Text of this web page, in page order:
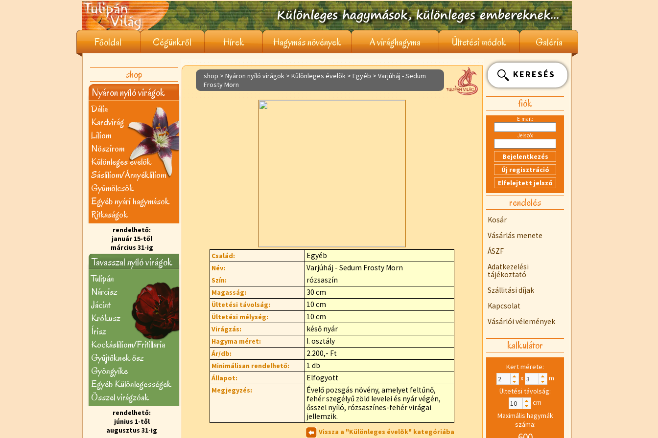
Főoldal Cégünkről Hírek Hagymás növények A virághagyma Ültetési módok Galéria
shop
Nyáron nyíló virágok
Dália
Kardvirág
Liliom
Nõszirom
Különleges évelõk
Sásliliom/Árnyékliliom
Gyümölcsök
Egyéb nyári hagymások
Ritkaságok
rendelhető:
január 15-től
március 31-ig
Tavasszal nyíló virágok
Tulipán
Nárcisz
Jácint
Krókusz
Írisz
Kockásliliom/Fritillaria
Gyűjtőknek ősz
Gyöngyike
Egyéb Különlegességek
Õsszel virágzóak
rendelhető:
június 1-től
augusztus 31-ig
shop > Nyáron nyíló virágok > Különleges évelõk > Egyéb > Varjúháj - Sedum
Frosty Morn
Család: Egyéb
Név: Varjúháj - Sedum Frosty Morn
Szín: rózsaszín
Magasság: 30 cm
Ültetési távolság: 10 cm
Ültetési mélység: 10 cm
Virágzás: késő nyár
Hagyma méret: I. osztály
Ár/db: 2.200,- Ft
Minimálisan rendelhető: 1 db
Állapot: Elfogyott
Megjegyzés:
Évelő pozsgás növény, amelyet feltűnő,
fehér szegélyű zöld levelei és nyár végén,
ősszel nyíló, rózsaszínes-fehér virágai
jellemzik.
Vissza a "Különleges évelõk" kategóriába
KERESÉS
fiók
E-mail:
Jelszó:
rendelés
Kosár
Vásárlás menete
ÁSZF
Adatkezelési
tájékoztató
Szállitási díjak
Kapcsolat
Vásárlói vélemények
kalkulátor
Kert mérete:
x
m
Ültetési távolság:
cm
Maximális hagymák
száma: